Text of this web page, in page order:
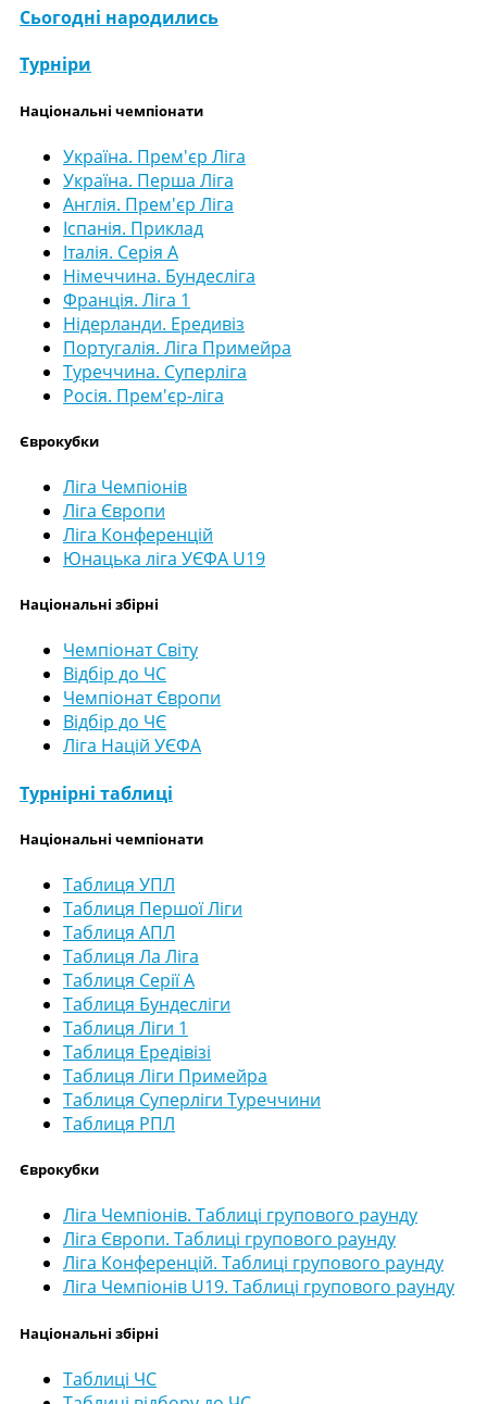
Сьогодні народились
Турніри
Національні чемпіонати
Україна. Прем'єр Ліга
Україна. Перша Ліга
Англія. Прем'єр Ліга
Іспанія. Приклад
Італія. Серія А
Німеччина. Бундесліга
Франція. Ліга 1
Нідерланди. Ередивіз
Португалія. Ліга Примейра
Туреччина. Суперліга
Росія. Прем'єр-ліга
Єврокубки
Ліга Чемпіонів
Ліга Європи
Ліга Конференцій
Юнацька ліга УЄФА U19
Національні збірні
Чемпіонат Світу
Відбір до ЧС
Чемпіонат Європи
Відбір до ЧЄ
Ліга Націй УЄФА
Турнірні таблиці
Національні чемпіонати
Таблиця УПЛ
Таблиця Першої Ліги
Таблиця АПЛ
Таблиця Ла Ліга
Таблиця Серії А
Таблиця Бундесліги
Таблиця Ліги 1
Таблиця Ередівізі
Таблиця Ліги Примейра
Таблиця Суперліги Туреччини
Таблиця РПЛ
Єврокубки
Ліга Чемпіонів. Таблиці групового раунду
Ліга Європи. Таблиці групового раунду
Ліга Конференцій. Таблиці групового раунду
Ліга Чемпіонів U19. Таблиці групового раунду
Національні збірні
Таблиці ЧС